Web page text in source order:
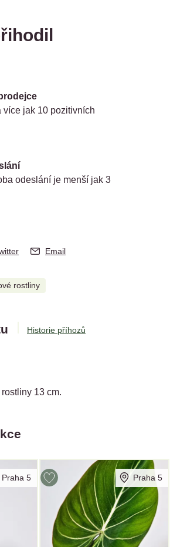
více jak 10 pozitivních
odeslání je menší jak 3
Email
rostliny
Historie příhozů
13 cm.
Praha 5 Praha 5